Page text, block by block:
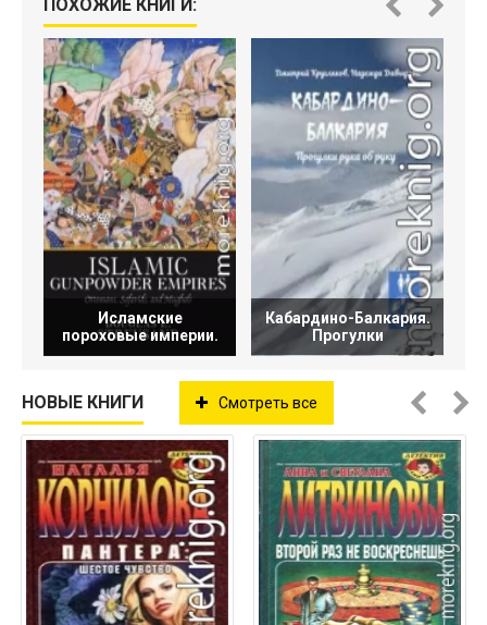
ПОХОЖИЕ КНИГИ:
Исламские
пороховые империи.
Кабардино-Балкария.
Прогулки
НОВЫЕ КНИГИ Смотреть все